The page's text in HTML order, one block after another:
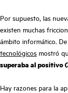
Por supuesto, las
existen muchas
ámbito informático.
tecnológicos mostró
superaba al positivo
Hay razones para la